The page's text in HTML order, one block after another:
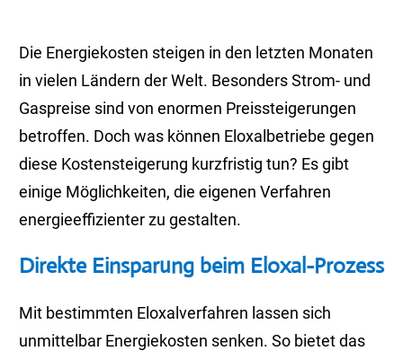
Die Energiekosten steigen in den letzten Monaten
in vielen Ländern der Welt. Besonders Strom- und
Gaspreise sind von enormen Preissteigerungen
betroffen. Doch was können Eloxalbetriebe gegen
diese Kostensteigerung kurzfristig tun? Es gibt
einige Möglichkeiten, die eigenen Verfahren
energieeffizienter zu gestalten.
Direkte Einsparung beim Eloxal-Prozess
Mit bestimmten Eloxalverfahren lassen sich
unmittelbar Energiekosten senken. So bietet das